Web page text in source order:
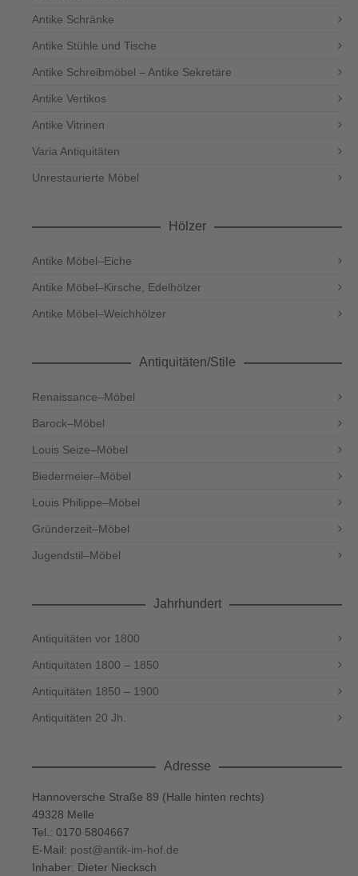
Antike Schränke
Antike Stühle und Tische
Antike Schreibmöbel – Antike Sekretäre
Antike Vertikos
Antike Vitrinen
Varia Antiquitäten
Unrestaurierte Möbel
Hölzer
Antike Möbel–Eiche
Antike Möbel–Kirsche, Edelhölzer
Antike Möbel–Weichhölzer
Antiquitäten/Stile
Renaissance–Möbel
Barock–Möbel
Louis Seize–Möbel
Biedermeier–Möbel
Louis Philippe–Möbel
Gründerzeit–Möbel
Jugendstil–Möbel
Jahrhundert
Antiquitäten vor 1800
Antiquitäten 1800 – 1850
Antiquitäten 1850 – 1900
Antiquitäten 20 Jh.
Adresse
Hannoversche Straße 89 (Halle hinten rechts)
49328 Melle
Tel.: 0170 5804667
E-Mail: post@antik-im-hof.de
Inhaber: Dieter Niecksch